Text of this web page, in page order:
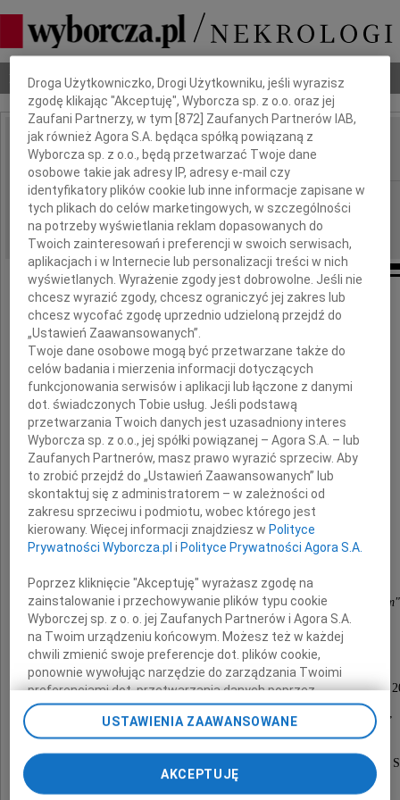
Nekrologi Odeszli Poradnik pogrzebowy
IMIĘ I NAZWISKO: Janusz Schramm
REGION: Gdańsk
DATA EMISJI: 07.04.2011
1 kwietnia 2011 roku odszedł
mój najukochańszy Tata,
najlepszy Przyjaciel
Janusz Schramm
,,Ból rozstania może być
Miłością, Powrotem, Czekaniem,
ks. Jan Twardowski
Msza święta żałobna odprawiona zostanie 8 kwietnia
w kościele NMP Królowej Różańca Świętego,
przy ul. Śląskiej na Przymorzu o godz. 7.30,
uroczystości pogrzebowe tego samego dnia na cmentarzu
początek o godz. 13.45 (nowa kaplica).
Dbamy o Twoją prywatność
Droga Użytkowniczko, Drogi Użytkowniku, jeśli wyrazisz
zgodę klikając "Akceptuję", Wyborcza sp. z o.o. oraz jej
Zaufani Partnerzy, w tym [872] Zaufanych Partnerów IAB,
jak również Agora S.A. będąca spółką powiązaną z
Wyborcza sp. z o.o., będą przetwarzać Twoje dane
osobowe takie jak adresy IP, adresy e-mail czy
identyfikatory plików cookie lub inne informacje zapisane w
tych plikach do celów marketingowych, w szczególności
na potrzeby wyświetlania reklam dopasowanych do
Twoich zainteresowań i preferencji w swoich serwisach,
aplikacjach i w Internecie lub personalizacji treści w nich
wyświetlanych. Wyrażenie zgody jest dobrowolne. Jeśli nie
chcesz wyrazić zgody, chcesz ograniczyć jej zakres lub
chcesz wycofać zgodę uprzednio udzieloną przejdź do
„Ustawień Zaawansowanych”.
Twoje dane osobowe mogą być przetwarzane także do
celów badania i mierzenia informacji dotyczących
funkcjonowania serwisów i aplikacji lub łączone z danymi
dot. świadczonych Tobie usług. Jeśli podstawą
przetwarzania Twoich danych jest uzasadniony interes
Wyborcza sp. z o.o., jej spółki powiązanej – Agora S.A. – lub
Zaufanych Partnerów, masz prawo wyrazić sprzeciw. Aby
to zrobić przejdź do „Ustawień Zaawansowanych” lub
skontaktuj się z administratorem – w zależności od
zakresu sprzeciwu i podmiotu, wobec którego jest
kierowany. Więcej informacji znajdziesz wPolityce
Prywatności Wyborcza.pl iPolityce Prywatności Agora S.A.
Poprzez kliknięcie "Akceptuję" wyrażasz zgodę na
zainstalowanie i przechowywanie plików typu cookie
Wyborczej sp. z o. o. jej Zaufanych Partnerów i Agora S.A.
na Twoim urządzeniu końcowym. Możesz też w każdej
chwili zmienić swoje preferencje dot. plików cookie,
ponownie wywołując narzędzie do zarządzania Twoimi
preferencjami dot. przetwarzania danych poprzez
odnośnik „Ustawienia prywatności” w stopce serwisu i
przechodząc do sekcji „Ustawienia zaawansowane”.
Zmiana ustawień plików cookie możliwa jest także za
pomocą ustawień przeglądarki.
My, nasi Zaufani Partnerzy i Agora S.A. możemy
USTAWIENIA ZAAWANSOWANE
AKCEPTUJĘ